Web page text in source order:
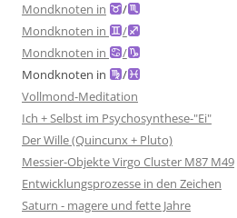
Mondknoten in
/
Mondknoten in
/
Mondknoten in
/
Mondknoten in
/
Vollmond-Meditation
Ich + Selbst im Psychosynthese-"Ei"
Der Wille (Quincunx + Pluto)
Messier-Objekte Virgo Cluster M87 M49
Entwicklungsprozesse in den Zeichen
Saturn - magere und fette Jahre